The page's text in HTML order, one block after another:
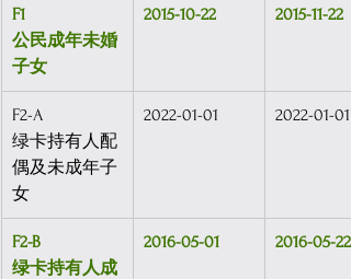
F1
公民成年未婚
子女
2015-10-22 2015-11-22
F2-A
绿卡持有人配
偶及未成年子
女
2022-01-01 2022-01-01
F2-B
绿卡持有人成
2016-05-01 2016-05-22